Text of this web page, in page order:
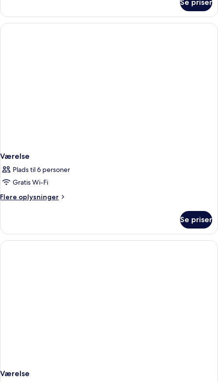
suite
Se priser
Værelse
Plads til 6 personer
Gratis Wi-Fi
Flere oplysninger
Flere
Se priser
Værelse